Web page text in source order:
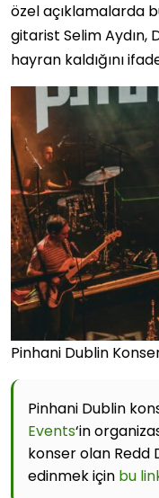
özel açıklamalarda
gitarist Selim Aydın,
hayran kaldığını
Pinhani Dublin
Pinhani Dublin
Events‘in
konser olan Redd
edinmek için bu